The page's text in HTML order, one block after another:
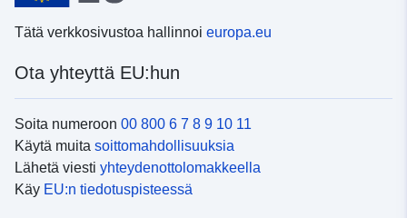
Tätä verkkosivustoa hallinnoi europa.eu
Ota yhteyttä EU:hun
Soita numeroon 00 800 6 7 8 9 10 11
Käytä muita soittomahdollisuuksia
Lähetä viesti yhteydenottolomakkeella
Käy EU:n tiedotuspisteessä